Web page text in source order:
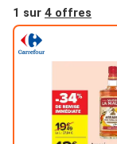
1 sur 4 offres